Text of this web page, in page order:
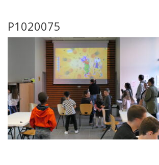
P1020075